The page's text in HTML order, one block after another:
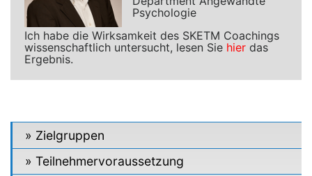
Psychologie
Ich habe die Wirksamkeit des SKETM Coachings
wissenschaftlich untersucht, lesen Sie hier das
Ergebnis.
Zielgruppen
Teilnehmervoraussetzung